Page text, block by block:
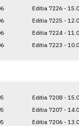
Editia 7226 -
Editia 7225 -
Editia 7224 -
Editia 7223 -
Editia 7208 -
Editia 7207 -
Editia 7206 -